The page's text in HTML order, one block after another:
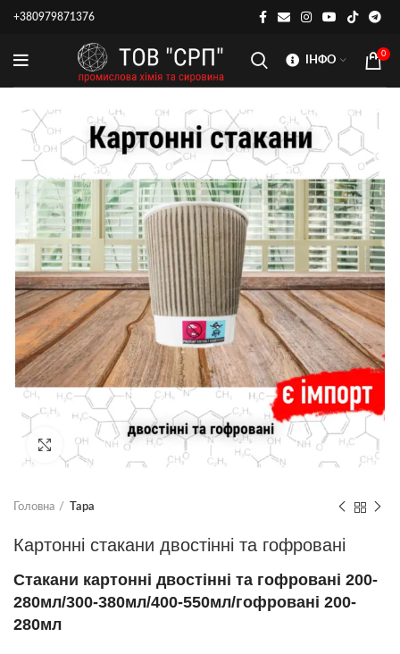
+380979871376
ІНФО
0
Клацніть, щоб збільшити
Головна Тара
Картонні стакани двостінні та гофровані
Стакани картонні двостінні та гофровані 200-
280мл/300-380мл/400-550мл/гофровані 200-
280мл